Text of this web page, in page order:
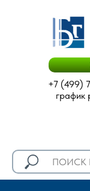
+7 (499)
график